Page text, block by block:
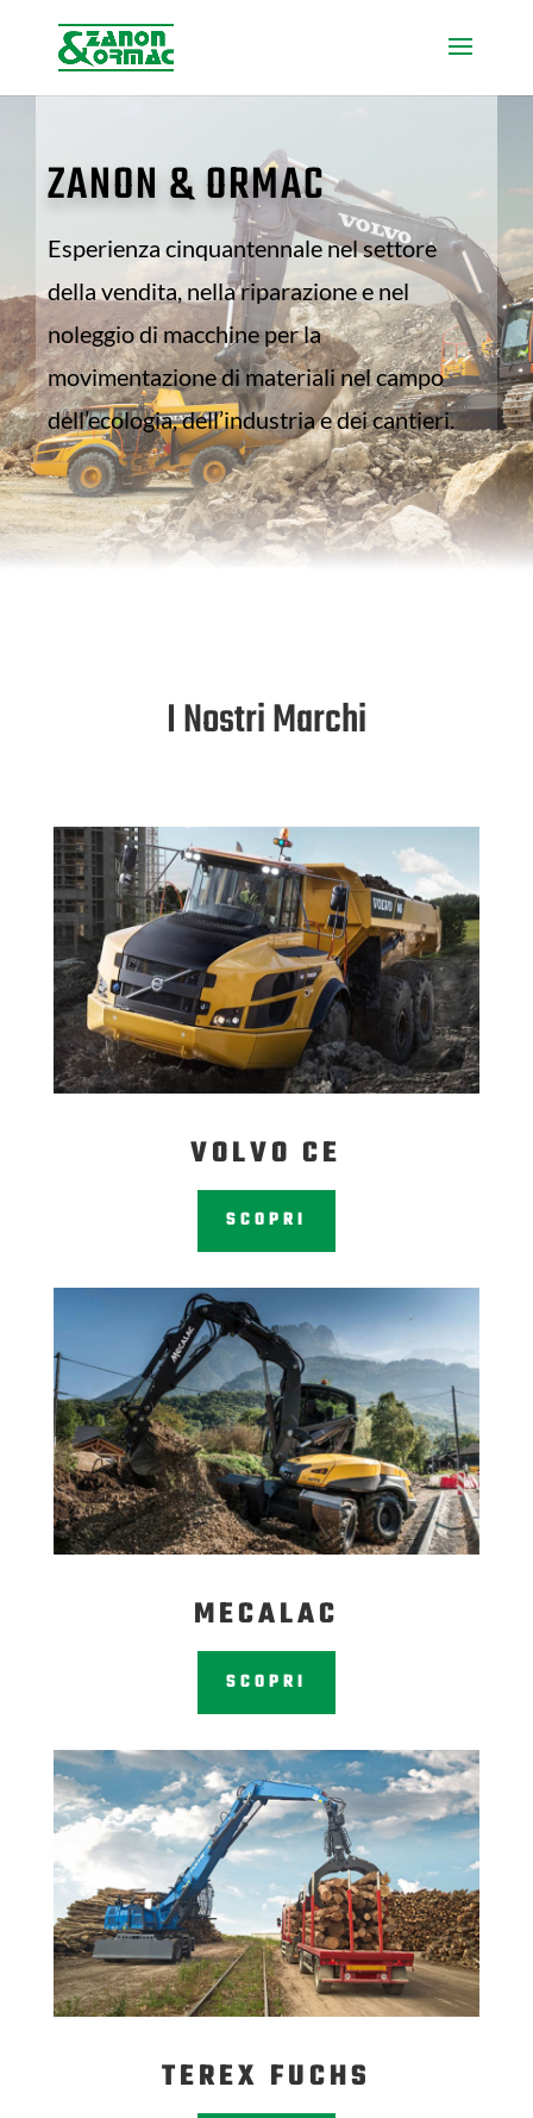
ZANON & ORMAC
Esperienza cinquantennale nel settore
della vendita, nella riparazione e nel
noleggio di macchine per la
movimentazione di materiali nel campo
dell’ecologia, dell’industria e dei cantieri.
I Nostri Marchi
VOLVO CE
SCOPRI
MECALAC
SCOPRI
TEREX FUCHS